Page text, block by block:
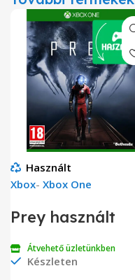
Használt
Xbox- Xbox One
Prey használt
Átvehető üzletünkben
Készleten